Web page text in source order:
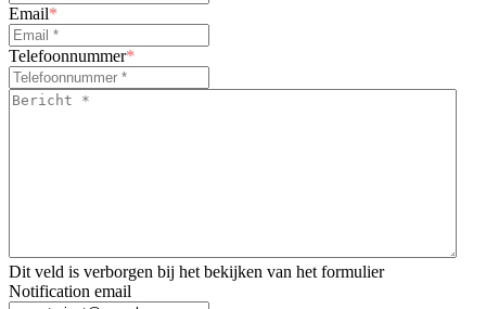
Email*
Telefoonnummer*
Bericht
Dit veld is verborgen bij het bekijken van het formulier
Notification email